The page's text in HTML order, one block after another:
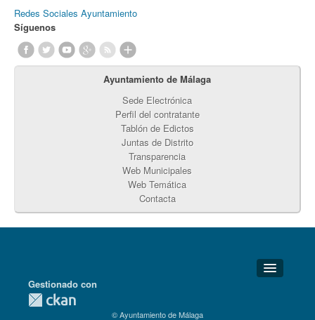
Redes Sociales Ayuntamiento
Síguenos
Ayuntamiento de Málaga
Sede Electrónica
Perfil del contratante
Tablón de Edictos
Juntas de Distrito
Transparencia
Web Municipales
Web Temática
Contacta
Detalles Técnicos
Gestionado con
© Ayuntamiento de Málaga